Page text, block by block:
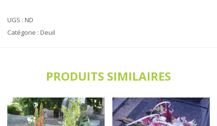
UGS : ND
Catégorie : Deuil
PRODUITS SIMILAIRES